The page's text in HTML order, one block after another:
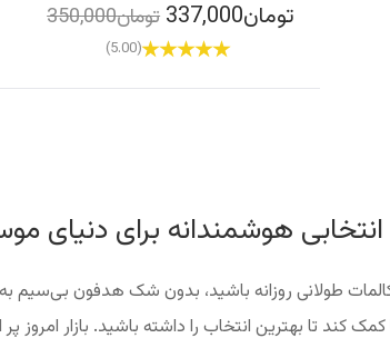
تومان337,000 تومان350,000
(5.00)
هوشمندانه برای دنیای
طولانی روزانه باشید، بدون شک هدفون بی‌سیم
کمک کند تا بهترین انتخاب را داشته باشید. بازار